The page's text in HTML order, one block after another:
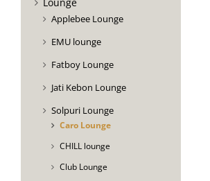
Applebee Lounge
EMU lounge
Fatboy Lounge
Jati Kebon Lounge
Solpuri Lounge
Caro Lounge
CHILL lounge
Club Lounge